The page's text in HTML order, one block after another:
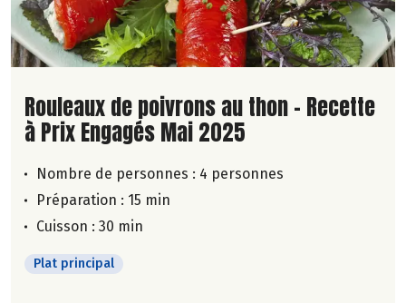
Lire la suite de la recette
Rouleaux de poivrons au thon - Recette
à Prix Engagés Mai 2025
Nombre de personnes : 4 personnes
Préparation : 15 min
Cuisson : 30 min
Plat principal